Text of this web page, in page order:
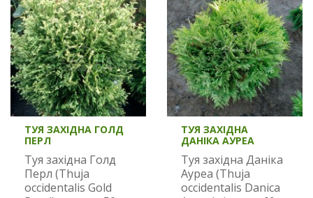
ТУЯ ЗАХІДНА ГОЛД
ПЕРЛ
Туя західна Голд
Перл (Thuja
occidentalis Gold
ТУЯ ЗАХІДНА
ДАНІКА АУРЕА
Туя західна Даніка
Ауреа (Thuja
occidentalis Danica